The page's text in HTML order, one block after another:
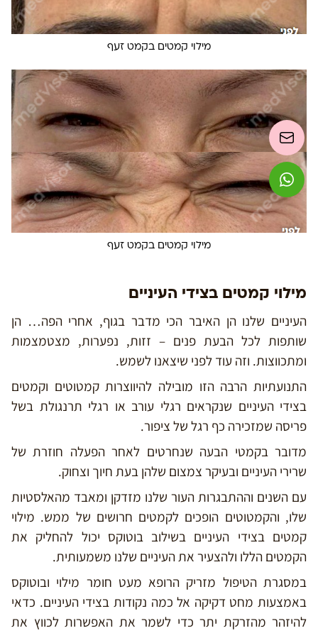
מילוי קמטים בקמט זעף
מילוי קמטים בקמט זעף
מילוי קמטים בצידי העיניים
העיניים שלנו הן האיבר הכי מדבר בגוף, אחרי הפה… הן
שותפות לכל הבעת פנים – זזות, נפערות, מצטמצמות
ומתכווצות. וזה עוד לפני שיצאנו לשמש.
התנועתיות הרבה הזו מובילה להיווצרות קמטוטים וקמטים
בצידי העיניים שנקראים רגלי עורב או רגלי תרנגולת בשל
פריסה שמזכירה כף רגל של ציפור.
מדובר בקמטי הבעה שנחרטים לאחר הפעלה חוזרת של
שרירי העיניים ובעיקר צמצום שלהן בעת חיוך וצחוק.
עם השנים וההתבגרות העור שלנו מזדקן ומאבד מהאלסטיות
שלו, והקמטוטים הופכים לקמטים חרושים של ממש. מילוי
קמטים בצידי העיניים בשילוב בוטוקס יכול להחליק את
הקמטים הללו ולהצעיר את העיניים שלנו משמעותית.
במסגרת הטיפול מזריק הרופא מעט חומר מילוי ובוטוקס
באמצעות מחט דקיקה אל כמה נקודות בצידי העיניים. כדאי
להיזהר מהזרקת יתר כדי לשמר את האפשרות לכווץ את